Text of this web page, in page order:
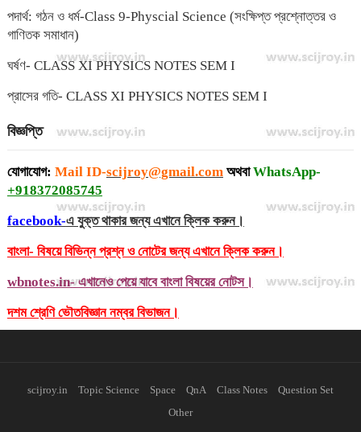
পদার্থ: গঠন ও ধর্ম-Class 9-Physcial Science (সংক্ষিপ্ত প্রশ্নোত্তর ও
গাণিতক সমাধান)
ঘর্ষণ- CLASS XI PHYSICS NOTES SEM I
প্রাসের গতি- CLASS XI PHYSICS NOTES SEM I
বিজ্ঞপ্তি
যোগাযোগ: Mail ID-scijroy@gmail.comঅথবাWhatsApp-
+918372085745
facebook-এ যুক্ত থাকার জন্য এখানে ক্লিক করুন।
বাংলা- বিষয়ে বিভিন্ন প্রশ্ন ও নোটের জন্য এখানে ক্লিক করুন।
wbnotes.in- এখানেও পেয়ে যাবে বাংলা বিষয়ের নোটস।
দশম শ্রেণি ভৌতবিজ্ঞান নম্বর বিভাজন।
scijroy.in Topic Science Space QnA Class Notes
Question Set
Other